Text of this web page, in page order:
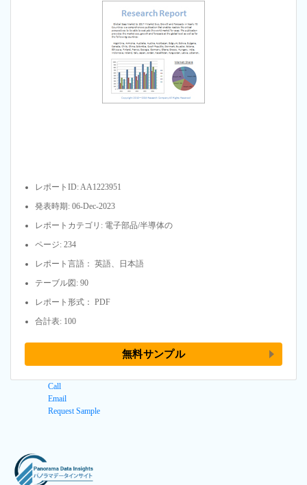
レポートID: AA1223951
発表時期: 06-Dec-2023
レポートカテゴリ: 電子部品/半導体の
ページ: 234
レポート言語： 英語、日本語
テーブル図: 90
レポート形式： PDF
合計表: 100
無料サンプル
Call
Email
Request Sample